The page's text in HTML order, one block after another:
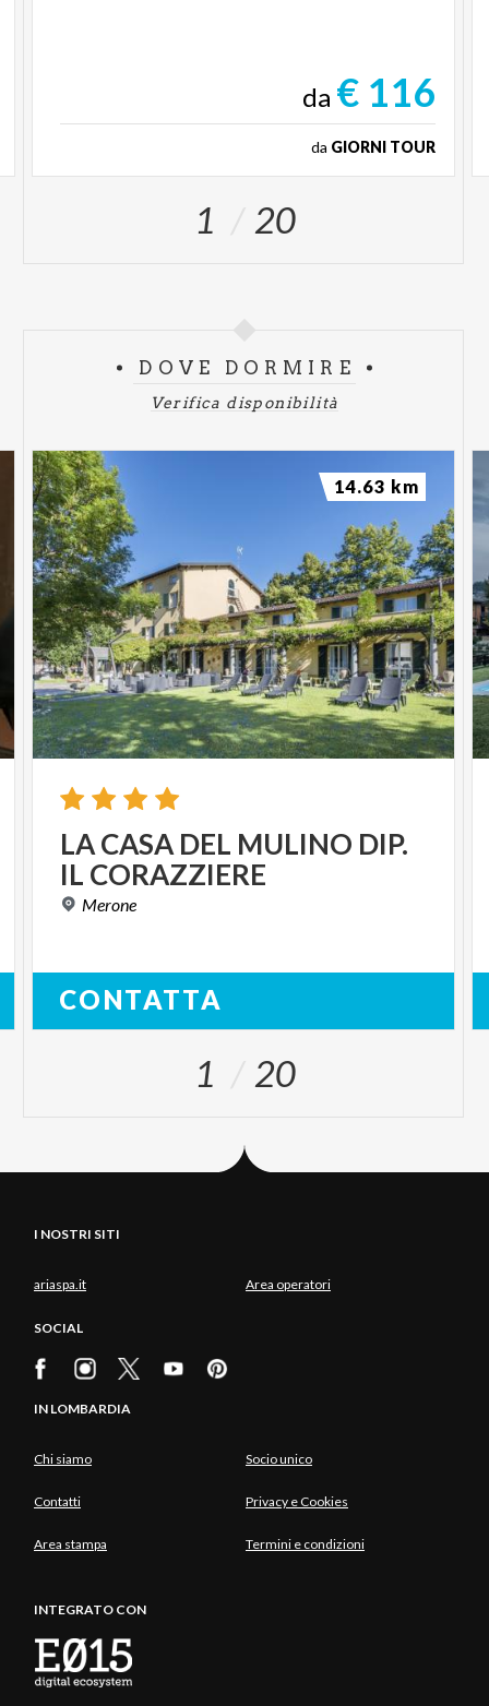
da € 116
da GIORNI TOUR
1 20
DOVE DORMIRE
Verifica disponibilità
LACASA DEL MULINO DIP.
IL CORAZZIERE
Merone
CONTATTA
14.63 km
1 20
I NOSTRI SITI
ariaspa.it Area operatori
SOCIAL
IN LOMBARDIA
Chi siamo Socio unico
Contatti Privacy e Cookies
Area stampa Termini e condizioni
INTEGRATO CON